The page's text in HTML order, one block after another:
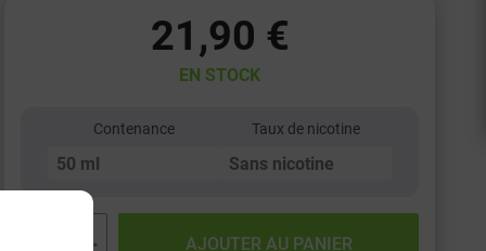
21,90 €
EN STOCK
Contenance Taux de nicotine
+ AJOUTER AU PANIER